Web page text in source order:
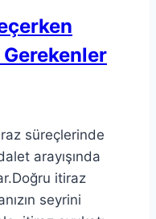
süreçlerinde
arayışında
itiraz
seyrini